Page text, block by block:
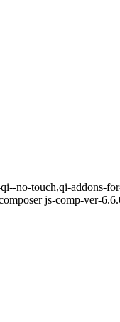
no-touch,qi-addons-
js-comp-ver-